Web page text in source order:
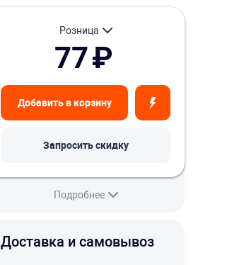
розница
77₽
Добавить в корзину
Запросить скидку
Подробнее
Доставка и самовывоз